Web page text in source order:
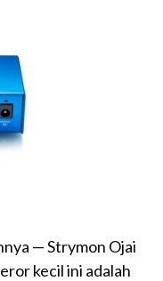
— Strymon Ojai
kecil ini adalah